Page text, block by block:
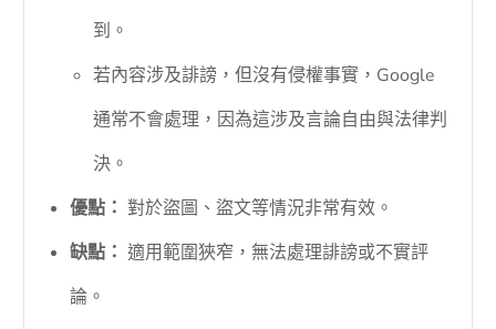
到。
若內容涉及誹謗，但沒有侵權事實，Google
通常不會處理，因為這涉及言論自由與法律判
決。
優點： 對於盜圖、盜文等情況非常有效。
缺點： 適用範圍狹窄，無法處理誹謗或不實評
論。